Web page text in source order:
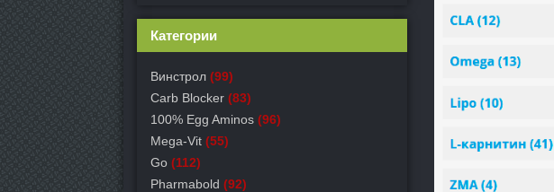
Категории
Винстрол (99)
Carb Blocker (83)
100% Egg Aminos (96)
Mega-Vit (55)
Go (112)
Pharmabold (92)